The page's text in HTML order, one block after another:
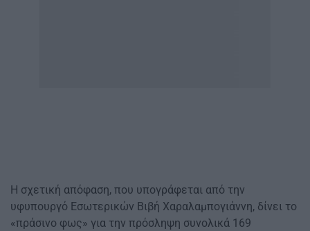
Η σχετική απόφαση, που υπογράφεται από την
υφυπουργό Εσωτερικών Βιβή Χαραλαμπογιάννη, δίνει το
«πράσινο φως» για την πρόσληψη συνολικά 169